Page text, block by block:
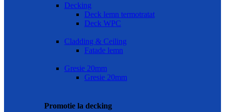
Decking
Deck lemn termotratat
Deck WPC
Cladding & Ceiling
Fatade lemn
Gresie 20mm
Gresie 20mm
Promotie la decking